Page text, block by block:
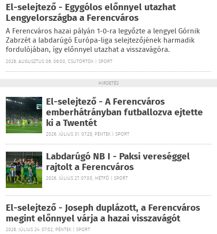
El-selejtező - Egygólos előnnyel utazhat
Lengyelországba a Ferencváros
A Ferencváros hazai pályán 1-0-ra legyőzte a lengyel Górnik
Zabrzét a labdarúgó Európa-liga selejtezőjének harmadik
fordulójában, így előnnyel utazhat a visszavágóra.
2026. AUGUSZTUS 06. 06:00, CSÜTÖRTÖK | SPORT
HIRDETÉS
El-selejtező - A Ferencváros
emberhátrányban futballozva ejtette
ki a Twentét
2026. JÚLIUS 31. 07:28, PÉNTEK | SPORT
Labdarúgó NB I - Paksi vereséggel
rajtolt a Ferencváros
2026. JÚLIUS 27. 07:00, HÉTFŐ | SPORT
El-selejtező - Joseph duplázott, a Ferencváros
megint előnnyel várja a hazai visszavágót
2026. JÚLIUS 24. 07:02, PÉNTEK | SPORT